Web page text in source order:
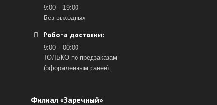
9:00 – 19:00
Без выходных
Работа доставки:
9:00 – 00:00
ТОЛЬКО по предзаказам
(оформленным ранее).
Филиал «Заречный»